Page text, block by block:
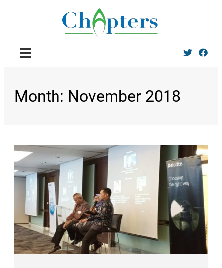
Twitter
Month: November 2018